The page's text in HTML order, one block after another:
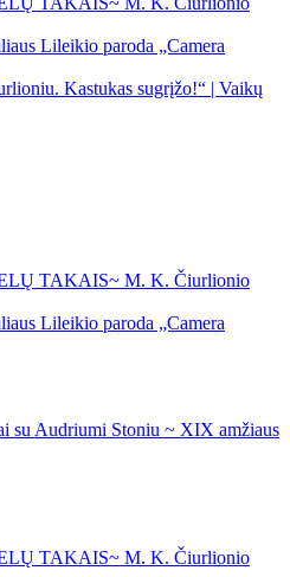
Lileikio paroda „Camera
Kastukas sugrįžo!“ | Vaikų
TAKAIS~ M. K. Čiurlionio
Lileikio paroda „Camera
su Audriumi Stoniu ~ XIX amžiaus
TAKAIS~ M. K. Čiurlionio